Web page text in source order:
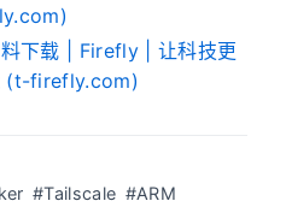
下载 | Firefly | 让科技更
(t-firefly.com)
#Tailscale #ARM